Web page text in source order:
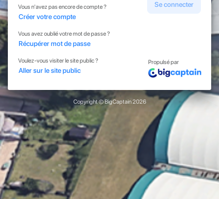
Se connecter
Vous n'avez pas encore de compte ?
Créer votre compte
Vous avez oublié votre mot de passe ?
Récupérer mot de passe
Voulez-vous visiter le site public ?
Aller sur le site public
Propulsé par
Copyright © BigCaptain 2026